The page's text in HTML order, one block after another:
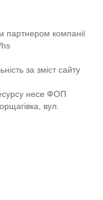
партнером компанії
за зміст сайту
несе ФОП
вул.